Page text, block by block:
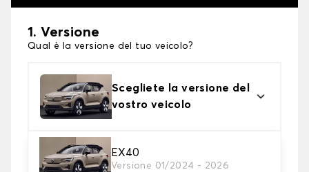
1. Versione
Qual è la versione del tuo veicolo?
Scegliete la versione del
vostro veicolo
EX40
Versione 01/2024 - 2026
2. Materiale